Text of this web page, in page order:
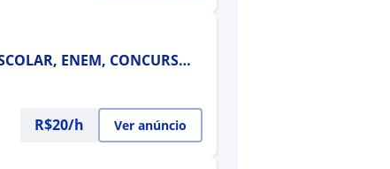
ENEM, CONCURSOS
R$20/h Ver anúncio